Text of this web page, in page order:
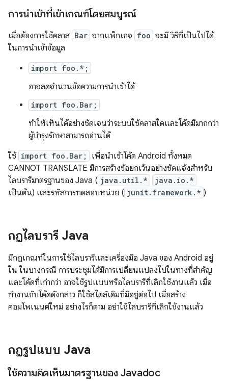
การนําเข้าที่เข้าเกณฑ์โดยสมบูรณ์
เมื่อต้องการใช้คลาส Bar จากแพ็กเกจ foo จะมี วิธีที่เป็นไปได้
ในการนำเข้าข้อมูล
import foo.*;
อาจลดจำนวนข้อความการนำเข้าได้
import foo.Bar;
ทำให้เห็นได้อย่างชัดเจนว่าระบบใช้คลาสใดและโค้ดมีมากกว่า
ผู้บำรุงรักษาสามารถอ่านได้
ใช้ import foo.Bar;
เพื่อนำเข้าโค้ด Android ทั้งหมด
CANNOT TRANSLATE มีการสร้างข้อยกเว้นอย่างชัดแจ้งสำหรับ
ไลบรารีมาตรฐานของ Java ( java.util.* java.io.*
เป็นต้น) และรหัสการทดสอบหน่วย ( junit.framework.* )
กฎไลบรารี Java
มีกฎเกณฑ์ในการใช้ไลบรารีและเครื่องมือ Java ของ Android อยู่
ใน ในบางกรณี การประชุมได้มีการเปลี่ยนแปลงไปในทางที่สำคัญ
และโค้ดที่เก่ากว่า อาจใช้รูปแบบหรือไลบรารีที่เลิกใช้งานแล้ว เมื่อ
ทำงานกับโค้ดดังกล่าว ก็ใช้สไตล์เดิมที่มีอยู่ต่อไป เมื่อสร้าง
คอมโพเนนต์ใหม่ อย่างไรก็ตาม อย่าใช้ไลบรารีที่เลิกใช้งานแล้ว
กฎรูปแบบ Java
ใช้ความคิดเห็นมาตรฐานของ Javadoc